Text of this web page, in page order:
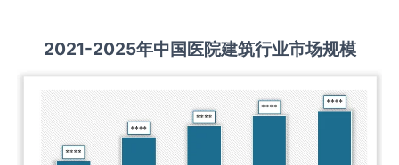
2021-2025年中国医院建筑行业市场规模